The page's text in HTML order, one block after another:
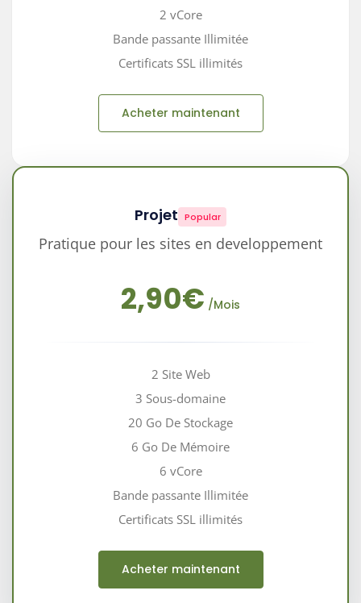
2 vCore
Bande passante Illimitée
Certificats SSL illimités
Acheter maintenant
Projet Popular
Pratique pour les sites en developpement
2,90€ /Mois
2 Site Web
3 Sous-domaine
20 Go De Stockage
6 Go De Mémoire
6 vCore
Bande passante Illimitée
Certificats SSL illimités
Acheter maintenant